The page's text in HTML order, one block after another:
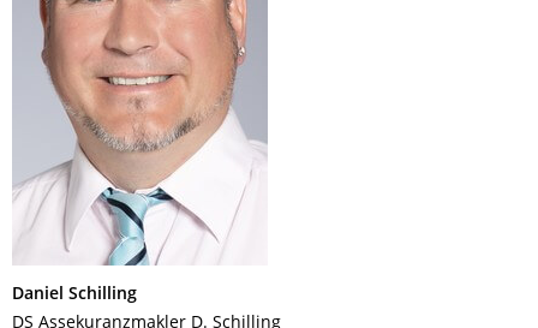
Daniel Schilling
DS Assekuranzmakler D. Schilling